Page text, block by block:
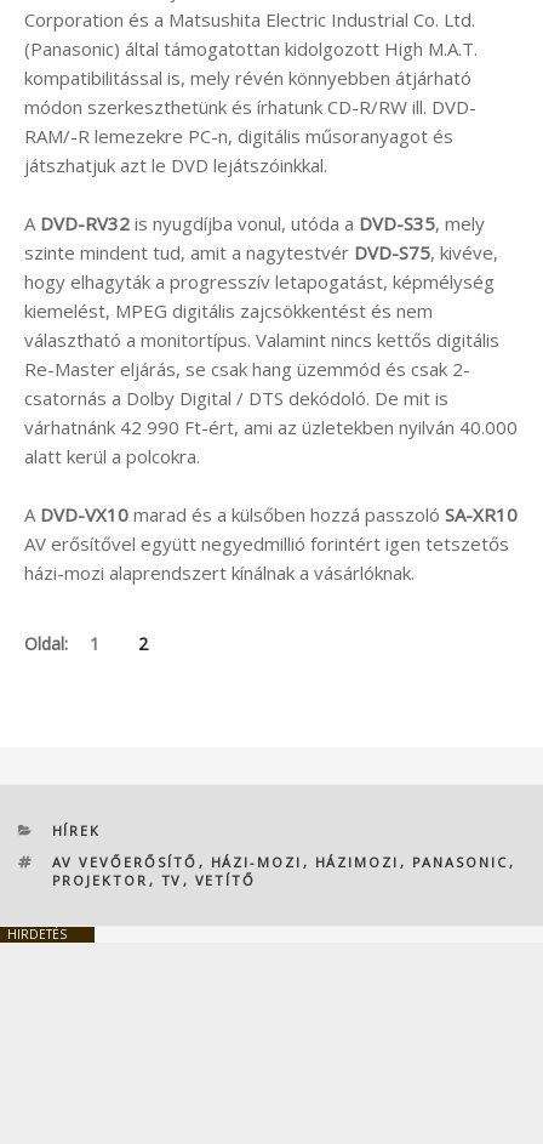
Corporation és a Matsushita Electric Industrial Co. Ltd.
(Panasonic) által támogatottan kidolgozott High M.A.T.
kompatibilitással is, mely révén könnyebben átjárható
módon szerkeszthetünk és írhatunk CD-R/RW ill. DVD-
RAM/-R lemezekre PC-n, digitális műsoranyagot és
játszhatjuk azt le DVD lejátszóinkkal.
A DVD-RV32 is nyugdíjba vonul, utóda a DVD-S35, mely
szinte mindent tud, amit a nagytestvér DVD-S75, kivéve,
hogy elhagyták a progresszív letapogatást, képmélység
kiemelést, MPEG digitális zajcsökkentést és nem
választható a monitortípus. Valamint nincs kettős digitális
Re-Master eljárás, se csak hang üzemmód és csak 2-
csatornás a Dolby Digital / DTS dekódoló. De mit is
várhatnánk 42 990 Ft-ért, ami az üzletekben nyilván 40.000
alatt kerül a polcokra.
A DVD-VX10 marad és a külsőben hozzá passzoló SA-XR10
AV erősítővel együtt negyedmillió forintért igen tetszetős
házi-mozi alaprendszert kínálnak a vásárlóknak.
Oldal: 1 2
KATEGÓRIÁK
HÍREK
CÍMKÉK
AV VEVŐERŐSÍTŐ , HÁZI-MOZI , HÁZIMOZI , PANASONIC ,
PROJEKTOR , TV , VETÍTŐ
HIRDETÉS